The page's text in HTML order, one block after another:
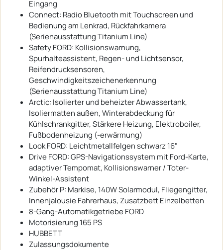
Eingang
Connect: Radio Bluetooth mit Touchscreen und
Bedienung am Lenkrad, Rückfahrkamera
(Serienausstattung Titanium Line)
Safety FORD: Kollisionswarnung,
Spurhalteassistent, Regen- und Lichtsensor,
Reifendrucksensoren,
Geschwindigkeitszeichenerkennung
(Serienausstattung Titanium Line)
Arctic: Isolierter und beheizter Abwassertank,
Isoliermatten außen, Winterabdeckung für
Kühlschrankgitter, Stärkere Heizung, Elektroboiler,
Fußbodenheizung (-erwärmung)
Look FORD: Leichtmetallfelgen schwarz 16"
Drive FORD: GPS-Navigationssystem mit Ford-Karte,
adaptiver Tempomat, Kollisionswarner / Toter-
Winkel-Assistent
Zubehör P: Markise, 140W Solarmodul, Fliegengitter,
Innenjalousie Fahrerhaus, Zusatzbett Einzelbetten
8-Gang-Automatikgetriebe FORD
Motorisierung 165 PS
HUBBETT
Zulassungsdokumente